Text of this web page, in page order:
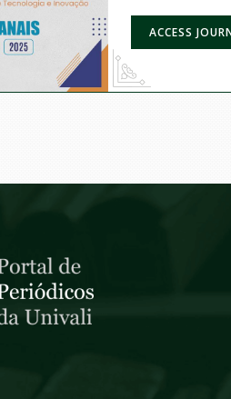
ACCESS